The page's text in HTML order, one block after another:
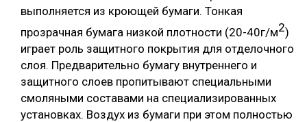
выполняется из кроющей бумаги. Тонкая
прозрачная бумага низкой плотности (20-40г/м2)
играет роль защитного покрытия для отделочного
слоя. Предварительно бумагу внутреннего и
защитного слоев пропитывают специальными
смоляными составами на специализированных
установках. Воздух из бумаги при этом полностью